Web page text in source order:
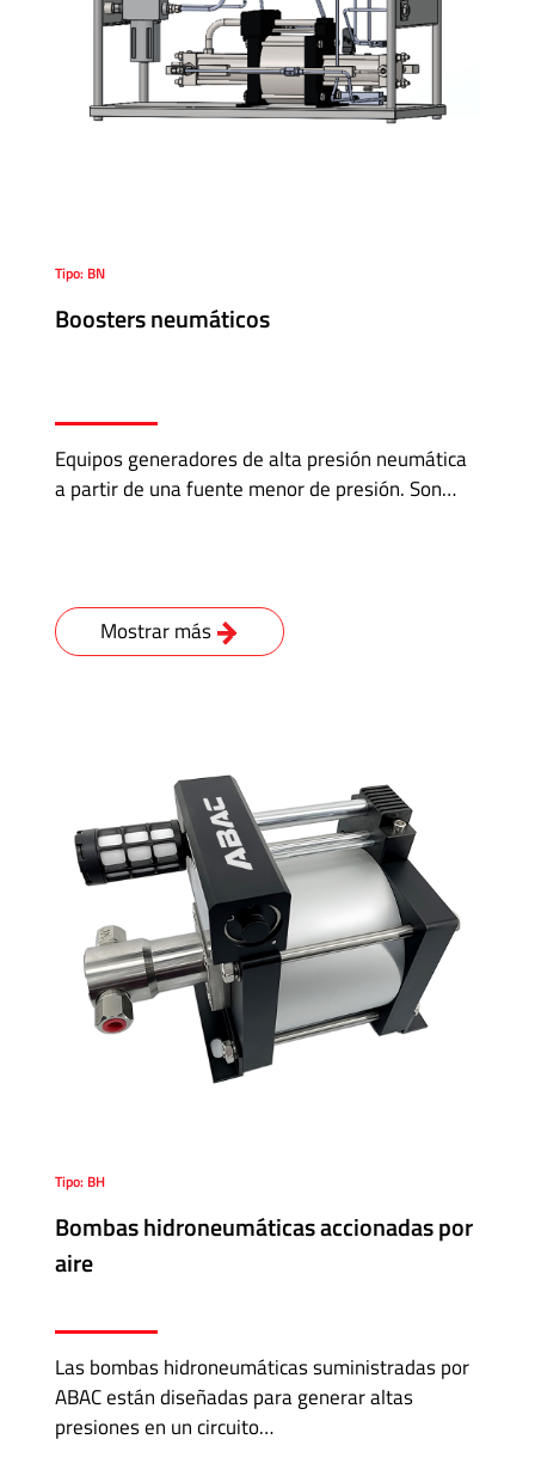
Tipo: BN
Boosters neumáticos
Equipos generadores de alta presión neumática
a partir de una fuente menor de presión. Son…
Mostrar más
Tipo: BH
Bombas hidroneumáticas accionadas por
aire
Las bombas hidroneumáticas suministradas por
ABAC están diseñadas para generar altas
presiones en un circuito…